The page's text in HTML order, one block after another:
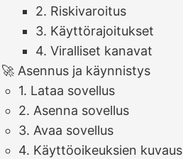
2. Riskivaroitus
3. Käyttörajoitukset
4. Viralliset kanavat
🚀 Asennus ja käynnistys
1. Lataa sovellus
2. Asenna sovellus
3. Avaa sovellus
4. Käyttöoikeuksien kuvaus